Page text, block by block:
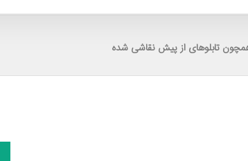
همچون تابلوهای از پیش نقاشی شده